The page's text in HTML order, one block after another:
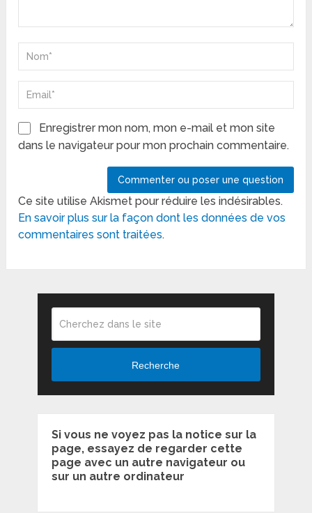
Enregistrer mon nom, mon e-mail et mon site
dans le navigateur pour mon prochain commentaire.
Ce site utilise Akismet pour réduire les indésirables.
En savoir plus sur la façon dont les données de vos
commentaires sont traitées.
Recherche
Si vous ne voyez pas la notice sur la
page, essayez de regarder cette
page avec un autre navigateur ou
sur un autre ordinateur